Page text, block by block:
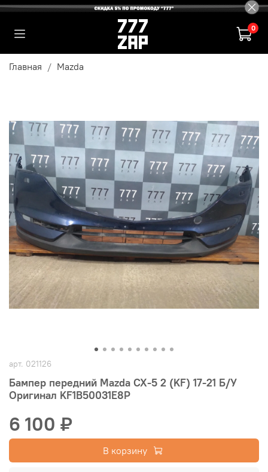
0
Главная Mazda
арт. 021126
Бампер передний Mazda CX-5 2 (KF) 17-21 Б/У
Оригинал KF1B50031E8P
6 100 ₽
В корзину